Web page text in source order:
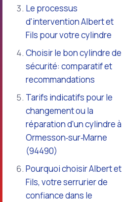
Le processus
d'intervention Albert et
Fils pour votre cylindre
Choisir le bon cylindre de
sécurité: comparatif et
recommandations
Tarifs indicatifs pour le
changement ou la
réparation d'un cylindre à
Ormesson‑sur‑Marne
(94490)
Pourquoi choisir Albert et
Fils, votre serrurier de
confiance dans le